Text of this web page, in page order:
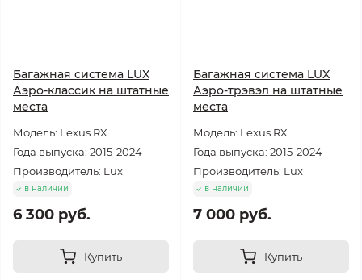
Багажная система LUX
Аэро-классик на штатные
места
Модель: Lexus RX
Года выпуска: 2015-2024
Производитель: Lux
в наличии
6 300 руб.
Купить
Багажная система LUX
Аэро-трэвэл на штатные
места
Модель: Lexus RX
Года выпуска: 2015-2024
Производитель: Lux
в наличии
7 000 руб.
Купить